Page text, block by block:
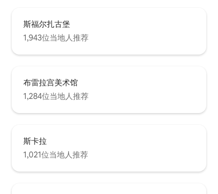
斯福尔扎古堡
1,943位当地人推荐
布雷拉宫美术馆
1,284位当地人推荐
斯卡拉
1,021位当地人推荐